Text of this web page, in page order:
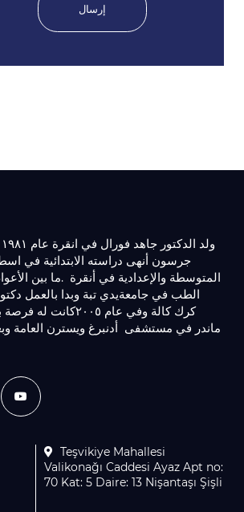
جرسون أنهى دراسته الابتدائية في
الطب في جامعةيدي تبة وبدا بالعمل
كرك كالة ‏وفي عام
ماندر في مستشفى ‏أدنبرغ ويسترن العامة
Teşvikiye Mahallesi
Valikonağı Caddesi Ayaz Apt no:
70 Kat: 5 Daire: 13 Nişantaşı Şişli